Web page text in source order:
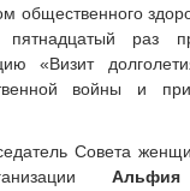
общественного
пятнадцатый раз
«Визит
войны и
Совета